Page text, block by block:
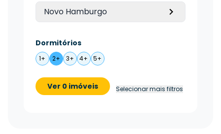
Novo Hamburgo
Dormitórios
1+ 2+ 3+ 4+ 5+
Ver 0 imóveis Selecionar mais filtros